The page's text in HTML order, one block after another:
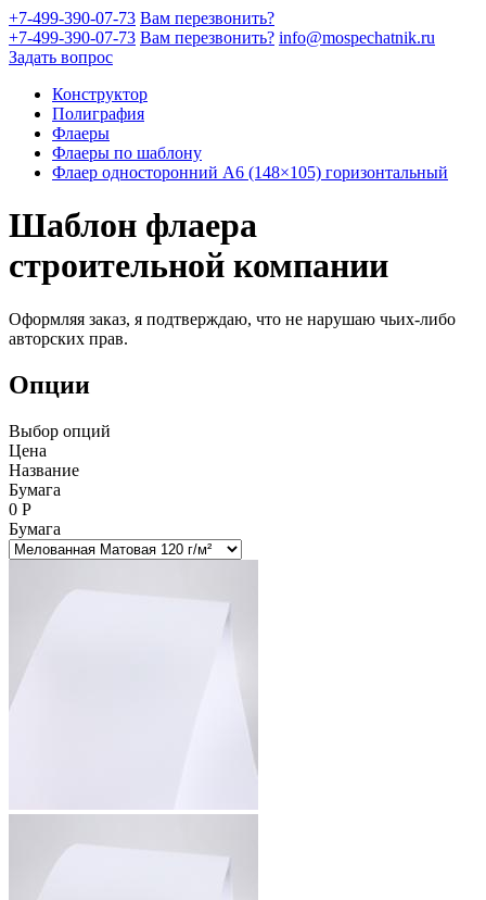
+7-499-390-07-73 Вам перезвонить?
+7-499-390-07-73 Вам перезвонить? info@mospechatnik.ru
Задать вопрос
Конструктор
Полиграфия
Флаеры
Флаеры по шаблону
Флаер односторонний A6 (148×105) горизонтальный
Шаблон флаера
строительной компании
Оформляя заказ, я подтверждаю, что не нарушаю чьих-либо
авторских прав.
Опции
Выбор опций
Цена
Название
Бумага
0 Р
Бумага